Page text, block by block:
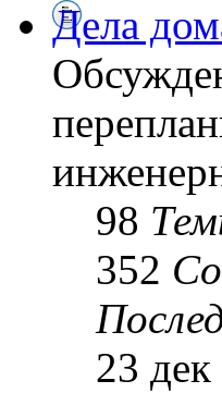
Дела
98
352
23